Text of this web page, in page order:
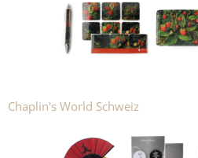
Chaplin's World Schweiz